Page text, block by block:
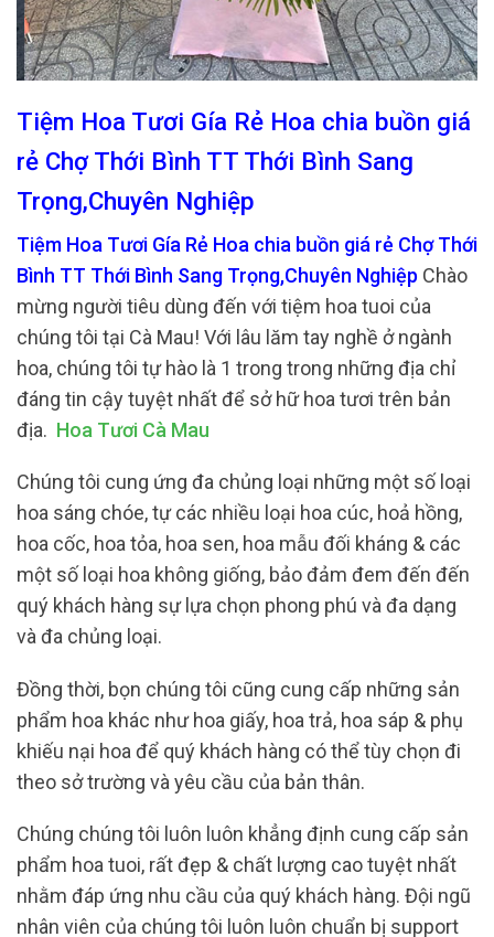
Tiệm Hoa Tươi Gía Rẻ Hoa chia buồn giá
rẻ Chợ Thới Bình TT Thới Bình Sang
Trọng,Chuyên Nghiệp
Tiệm Hoa Tươi Gía Rẻ Hoa chia buồn giá rẻ Chợ Thới
Bình TT Thới Bình Sang Trọng,Chuyên Nghiệp Chào
mừng người tiêu dùng đến với tiệm hoa tuoi của
chúng tôi tại Cà Mau! Với lâu lăm tay nghề ở ngành
hoa, chúng tôi tự hào là 1 trong trong những địa chỉ
đáng tin cậy tuyệt nhất để sở hữ hoa tươi trên bản
địa. Hoa Tươi Cà Mau
Chúng tôi cung ứng đa chủng loại những một số loại
hoa sáng chóe, tự các nhiều loại hoa cúc, hoả hồng,
hoa cốc, hoa tỏa, hoa sen, hoa mẫu đối kháng & các
một số loại hoa không giống, bảo đảm đem đến đến
quý khách hàng sự lựa chọn phong phú và đa dạng
và đa chủng loại.
Đồng thời, bọn chúng tôi cũng cung cấp những sản
phẩm hoa khác như hoa giấy, hoa trả, hoa sáp & phụ
khiếu nại hoa để quý khách hàng có thể tùy chọn đi
theo sở trường và yêu cầu của bản thân.
Chúng chúng tôi luôn luôn khẳng định cung cấp sản
phẩm hoa tuoi, rất đẹp & chất lượng cao tuyệt nhất
nhằm đáp ứng nhu cầu của quý khách hàng. Đội ngũ
nhân viên của chúng tôi luôn luôn chuẩn bị support